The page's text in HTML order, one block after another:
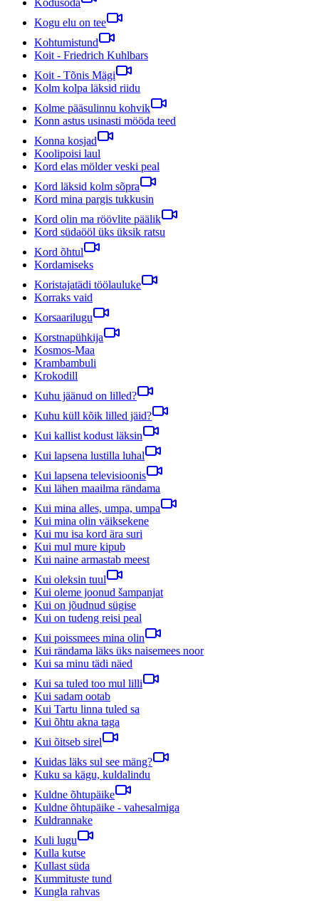
Kogu elu on tee
Kohtumistund
Koit - Friedrich Kuhlbars
Koit - Tõnis Mägi
Kolm kolpa läksid riidu
Kolme pääsulinnu kohvik
Konn astus usinasti mööda teed
Konna kosjad
Koolipoisi laul
Kord elas mölder veski peal
Kord läksid kolm sõpra
Kord mina pargis tukkusin
Kord olin ma röövlite päälik
Kord südaööl üks üksik ratsu
Kord õhtul
Kordamiseks
Koristajatädi töölauluke
Korraks vaid
Korsaarilugu
Korstnapühkija
Kosmos-Maa
Krambambuli
Krokodill
Kuhu jäänud on lilled?
Kuhu küll kõik lilled jäid?
Kui kallist kodust läksin
Kui lapsena lustilla luhal
Kui lapsena televisioonis
Kui lähen maailma rändama
Kui mina alles, umpa, umpa
Kui mina olin väiksekene
Kui mu isa kord ära suri
Kui mul mure kipub
Kui naine armastab meest
Kui oleksin tuul
Kui oleme joonud šampanjat
Kui on jõudnud sügise
Kui on tudeng reisi peal
Kui poissmees mina olin
Kui rändama läks üks naisemees noor
Kui sa minu tädi näed
Kui sa tuled too mul lilli
Kui sadam ootab
Kui Tartu linna tuled sa
Kui õhtu akna taga
Kui õitseb sirel
Kuidas läks sul see mäng?
Kuku sa kägu, kuldalindu
Kuldne õhtupäike
Kuldne õhtupäike - vahesalmiga
Kuldrannake
Kuli lugu
Kulla kutse
Kullast süda
Kummituste tund
Kungla rahvas